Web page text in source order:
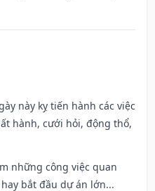
này kỵ tiến hành các việc
hành, cưới hỏi, động thổ,
những công việc quan
bắt đầu dự án lớn...